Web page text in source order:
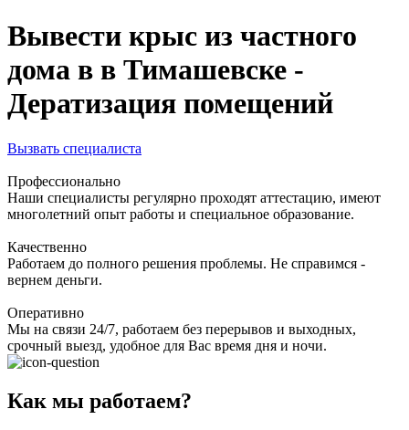
Вывести крыс из частного
дома в в Тимашевске -
Дератизация помещений
Вызвать специалиста
Профессионально
Наши специалисты регулярно проходят аттестацию, имеют
многолетний опыт работы и специальное образование.
Качественно
Работаем до полного решения проблемы. Не справимся -
вернем деньги.
Оперативно
Мы на связи 24/7, работаем без перерывов и выходных,
срочный выезд, удобное для Вас время дня и ночи.
Как мы работаем?